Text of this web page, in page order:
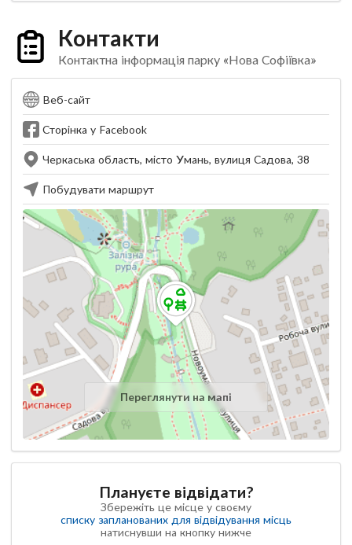
Контакти
Контактна інформація парку «Нова Софіївка»
Веб-сайт
Сторінка у Facebook
Черкаська область, місто Умань, вулиця Садова, 38
Побудувати маршрут
Переглянути на мапі
Плануєте відвідати?
Збережіть це місце у своєму
списку запланованих для відвідування місць
натиснувши на кнопку нижче